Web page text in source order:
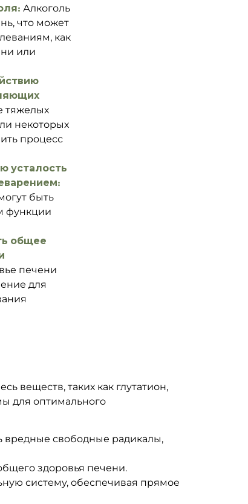
Алкоголь
что может
как
или
тяжелых
некоторых
процесс
усталость
быть
функции
общее
печени
для
веществ, таких как глутатион,
для оптимального
вредные свободные радикалы,
здоровья печени.
систему, обеспечивая прямое